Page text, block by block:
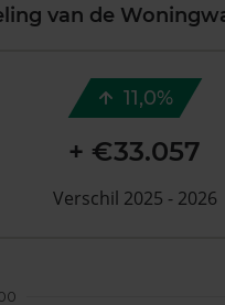
van de
11,0%
+ €33.057
Verschil 2025 - 2026